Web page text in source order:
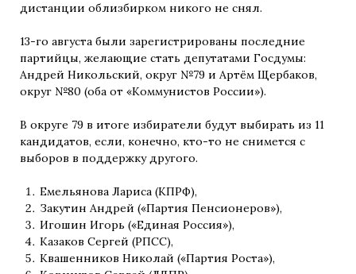
дистанции облизбирком никого не снял.
13-го августа были зарегистрированы последние
партийцы, желающие стать депутатами Госдумы:
Андрей Никольский, округ №79 и Артём Щербаков,
округ №80 (оба от «Коммунистов России»).
В округе 79 в итоге избиратели будут выбирать из 11
кандидатов, если, конечно, кто-то не снимется с
выборов в поддержку другого.
Емельянова Лариса (КПРФ),
Закутин Андрей («Партия Пенсионеров»),
Игошин Игорь («Единая Россия»),
Казаков Сергей (РПСС),
Квашенников Николай («Партия Роста»),